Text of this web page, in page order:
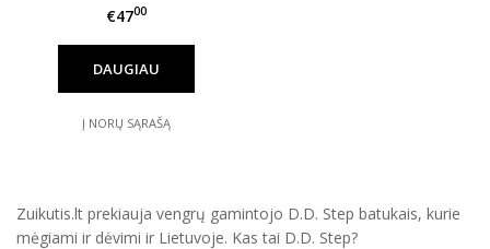
€4700
DAUGIAU
Į NORŲ SĄRAŠĄ
Zuikutis.lt prekiauja vengrų gamintojo D.D. Step batukais, kurie
mėgiami ir dėvimi ir Lietuvoje. Kas tai D.D. Step?